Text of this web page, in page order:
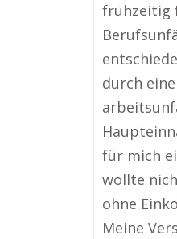
frühzeitig
durch
für mich
wollte
ohne
Meine